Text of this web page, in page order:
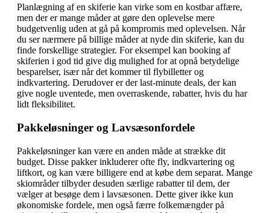
Planlægning af en skiferie kan virke som en kostbar affære,
men der er mange måder at gøre den oplevelse mere
budgetvenlig uden at gå på kompromis med oplevelsen. Når
du ser nærmere på billige måder at nyde din skiferie, kan du
finde forskellige strategier. For eksempel kan booking af
skiferien i god tid give dig mulighed for at opnå betydelige
besparelser, især når det kommer til flybilletter og
indkvartering. Derudover er der last-minute deals, der kan
give nogle uventede, men overraskende, rabatter, hvis du har
lidt fleksibilitet.
Pakkeløsninger og Lavsæsonfordele
Pakkeløsninger kan være en anden måde at strække dit
budget. Disse pakker inkluderer ofte fly, indkvartering og
liftkort, og kan være billigere end at købe dem separat. Mange
skiområder tilbyder desuden særlige rabatter til dem, der
vælger at besøge dem i lavsæsonen. Dette giver ikke kun
økonomiske fordele, men også færre folkemængder på